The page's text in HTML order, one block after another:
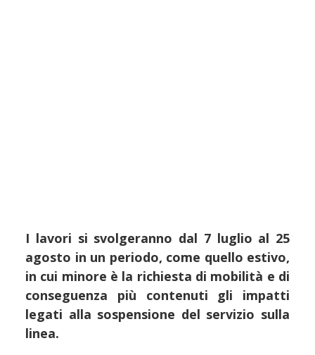
I lavori si svolgeranno dal 7 luglio al 25
agosto in un periodo, come quello estivo,
in cui minore è la richiesta di mobilità e di
conseguenza più contenuti gli impatti
legati alla sospensione del servizio sulla
linea.